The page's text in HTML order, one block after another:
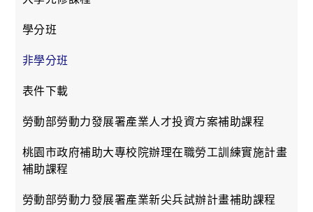
學分班
非學分班
表件下載
勞動部勞動力發展署產業人才投資方案補助課程
桃園市政府補助大專校院辦理在職勞工訓練實施計畫
補助課程
勞動部勞動力發展署產業新尖兵試辦計畫補助課程